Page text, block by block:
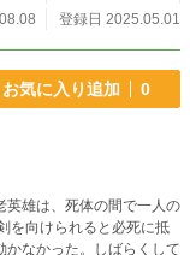
登録日 2025.05.01
お気に入り追加 0
英雄は、死体の間で一人の
なかった。しばらくして